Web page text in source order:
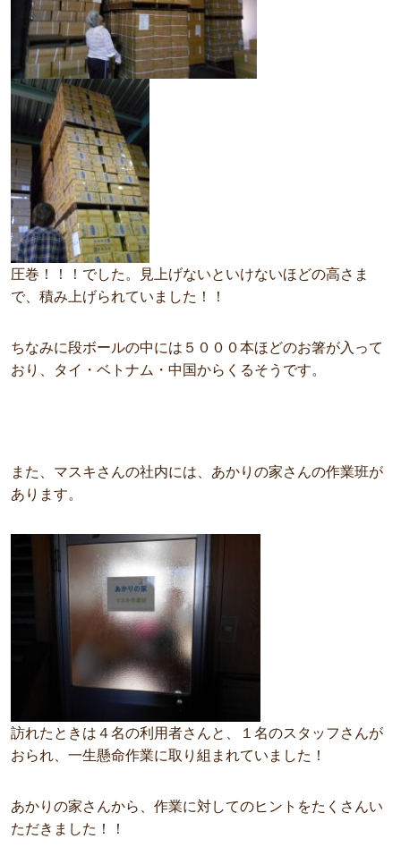
圧巻！！！でした。見上げないといけないほどの高さま
で、積み上げられていました！！
ちなみに段ボールの中には５０００本ほどのお箸が入って
おり、タイ・ベトナム・中国からくるそうです。
また、マスキさんの社内には、あかりの家さんの作業班が
あります。
訪れたときは４名の利用者さんと、１名のスタッフさんが
おられ、一生懸命作業に取り組まれていました！
あかりの家さんから、作業に対してのヒントをたくさんい
ただきました！！